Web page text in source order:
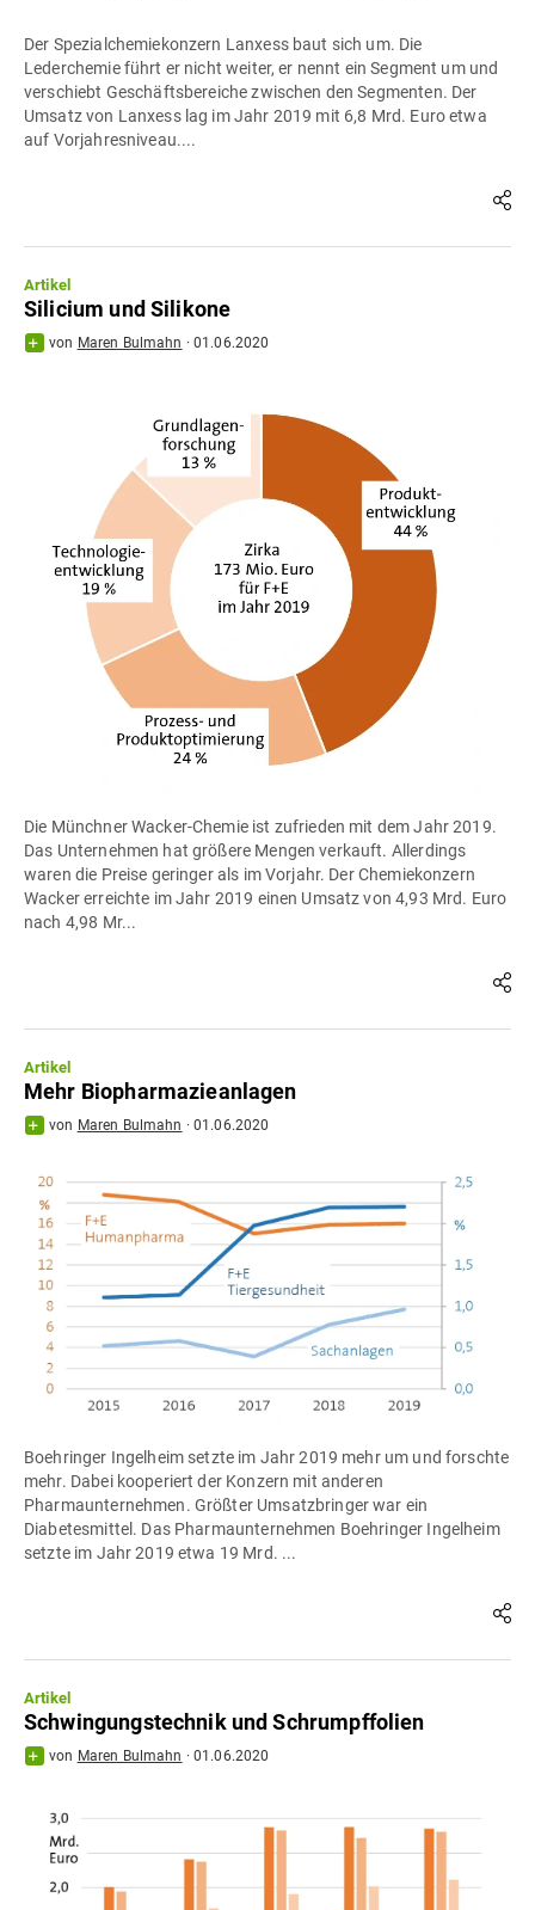
Der Spezialchemiekonzern Lanxess baut sich um. Die
Lederchemie führt er nicht weiter, er nennt ein Segment um und
verschiebt Geschäftsbereiche zwischen den Segmenten. Der
Umsatz von Lanxess lag im Jahr 2019 mit 6,8 Mrd. Euro etwa
auf Vorjahresniveau....
Artikel
Silicium und Silikone
von Maren Bulmahn ·01.06.2020
Die Münchner Wacker-Chemie ist zufrieden mit dem Jahr 2019.
Das Unternehmen hat größere Mengen verkauft. Allerdings
waren die Preise geringer als im Vorjahr. Der Chemiekonzern
Wacker erreichte im Jahr 2019 einen Umsatz von 4,93 Mrd. Euro
nach 4,98 Mr...
Artikel
Mehr Biopharmazieanlagen
von Maren Bulmahn ·01.06.2020
Boehringer Ingelheim setzte im Jahr 2019 mehr um und forschte
mehr. Dabei kooperiert der Konzern mit anderen
Pharmaunternehmen. Größter Umsatzbringer war ein
Diabetesmittel. Das Pharmaunternehmen Boehringer Ingelheim
setzte im Jahr 2019 etwa 19 Mrd. ...
Artikel
Schwingungstechnik und Schrumpffolien
von Maren Bulmahn ·01.06.2020